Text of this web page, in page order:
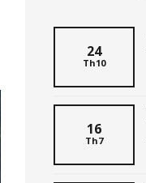
24
Th10
16
Th7